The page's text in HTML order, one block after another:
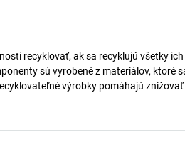
recyklovať, ak sa recyklujú všetky
sú vyrobené z materiálov, ktoré
výrobky pomáhajú